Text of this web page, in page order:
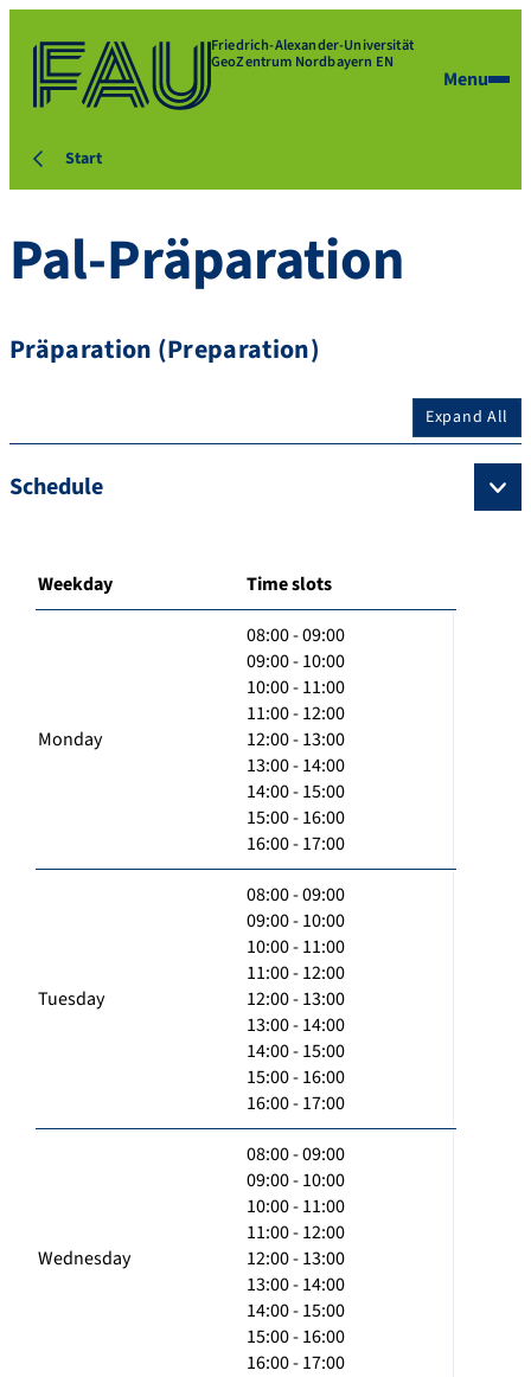
Friedrich-Alexander-Universität
GeoZentrum Nordbayern EN
Menu
Start
Pal-Präparation
Präparation (Preparation)
Expand All
Schedule
Weekday Time slots
Monday
08:00 - 09:00
09:00 - 10:00
10:00 - 11:00
11:00 - 12:00
12:00 - 13:00
13:00 - 14:00
14:00 - 15:00
15:00 - 16:00
16:00 - 17:00
Tuesday
08:00 - 09:00
09:00 - 10:00
10:00 - 11:00
11:00 - 12:00
12:00 - 13:00
13:00 - 14:00
14:00 - 15:00
15:00 - 16:00
16:00 - 17:00
Wednesday
08:00 - 09:00
09:00 - 10:00
10:00 - 11:00
11:00 - 12:00
12:00 - 13:00
13:00 - 14:00
14:00 - 15:00
15:00 - 16:00
16:00 - 17:00